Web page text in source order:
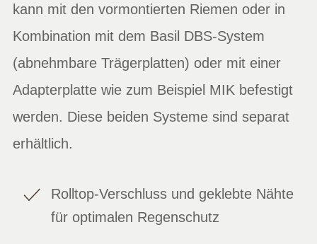
kann mit den vormontierten Riemen oder in
Kombination mit dem Basil DBS-System
(abnehmbare Trägerplatten) oder mit einer
Adapterplatte wie zum Beispiel MIK befestigt
werden. Diese beiden Systeme sind separat
erhältlich.
Rolltop-Verschluss und geklebte Nähte
für optimalen Regenschutz